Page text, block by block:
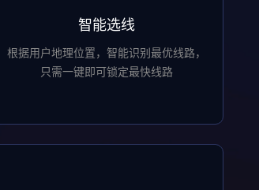
智能选线
根据用户地理位置，智能识别最优线路，
只需一键即可锁定最快线路